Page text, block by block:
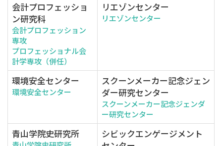
会計プロフェッショ
ン研究科
会計プロフェッション
専攻
プロフェッショナル会
計学専攻（併任）
リエゾンセンター
リエゾンセンター
環境安全センター
環境安全センター
スクーンメーカー記念ジェン
ダー研究センター
スクーンメーカー記念ジェンダ
ー研究センター
青山学院史研究所
シビックエンゲージメント